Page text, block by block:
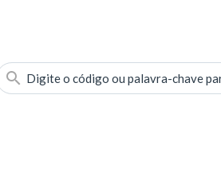
Digite o código ou palavra-chave